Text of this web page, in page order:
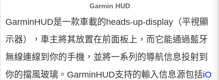
Garmin HUD
GarminHUD是一款車載的heads-up-display（平視顯
示器），車主將其放置在前面板上，而它能通過藍牙
無線連線到你的手機，並將一系列的導航信息投射到
你的擋風玻璃。GarminHUD支持的輸入信息源包括iO